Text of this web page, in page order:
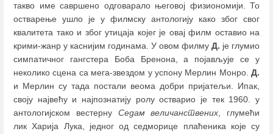
такво име савршено одговарало његовој физиономији. То
остварење ушло је у филмску антологију како због свог
квалитета тако и због утицаја којег је овај филм оставио на
крими-жанр у каснијим годинама. У овом филму Д. је глумио
симпатичног гангстера Боба Бренона, а појављује се у
неколико сцена са мега-звездом у успону Мерлин Монро. Д.
и Мерлин су тада постали веома добри пријатељи. Ипак,
своју највећу и најпознатију ролу остварио је тек 1960. у
антологијском вестерну Седам величанствених, глумећи
лик Харија Лука, једног од седморице плаћеника које су